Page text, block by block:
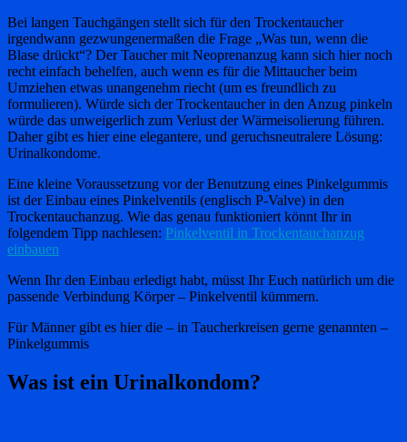
Bei langen Tauchgängen stellt sich für den Trockentaucher
irgendwann gezwungenermaßen die Frage „Was tun, wenn die
Blase drückt“? Der Taucher mit Neoprenanzug kann sich hier noch
recht einfach behelfen, auch wenn es für die Mittaucher beim
Umziehen etwas unangenehm riecht (um es freundlich zu
formulieren). Würde sich der Trockentaucher in den Anzug pinkeln
würde das unweigerlich zum Verlust der Wärmeisolierung führen.
Daher gibt es hier eine elegantere, und geruchsneutralere Lösung:
Urinalkondome.
Eine kleine Voraussetzung vor der Benutzung eines Pinkelgummis
ist der Einbau eines Pinkelventils (englisch P-Valve) in den
Trockentauchanzug. Wie das genau funktioniert könnt Ihr in
folgendem Tipp nachlesen: Pinkelventil in Trockentauchanzug
einbauen
Wenn Ihr den Einbau erledigt habt, müsst Ihr Euch natürlich um die
passende Verbindung Körper – Pinkelventil kümmern.
Für Männer gibt es hier die – in Taucherkreisen gerne genannten –
Pinkelgummis
Was ist ein Urinalkondom?